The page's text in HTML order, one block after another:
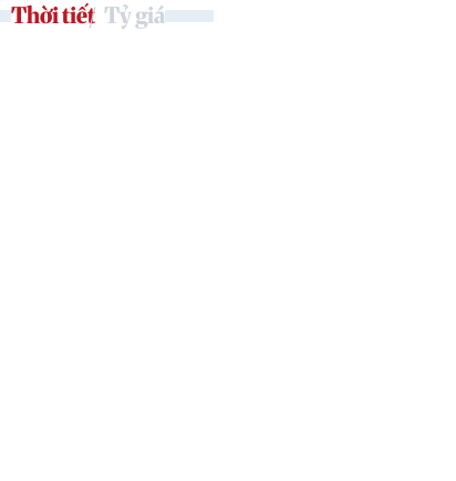
Thời tiết Tỷ giá